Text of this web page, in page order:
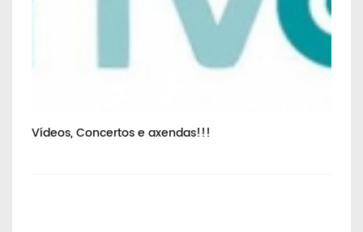
Vídeos, Concertos e axendas!!!